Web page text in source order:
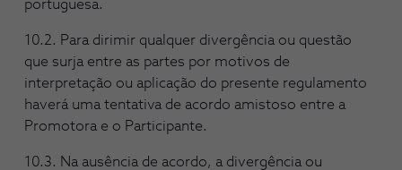
portuguesa.
10.2. Para dirimir qualquer divergência ou questão
que surja entre as partes por motivos de
interpretação ou aplicação do presente regulamento
haverá uma tentativa de acordo amistoso entre a
Promotora e o Participante.
10.3. Na ausência de acordo, a divergência ou